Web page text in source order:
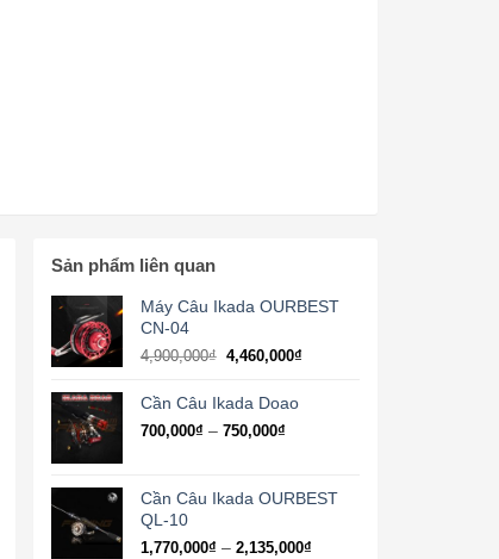
Sản phẩm liên quan
Máy Câu Ikada OURBEST
CN-04
4,900,000₫ Giá
là:
4,460,000₫Giá
Cần Câu Ikada Doao
700,000₫ – 750,000₫Khoảng
700,000₫
Cần Câu Ikada OURBEST
QL-10
1,770,000₫ – 2,135,000₫Khoảng